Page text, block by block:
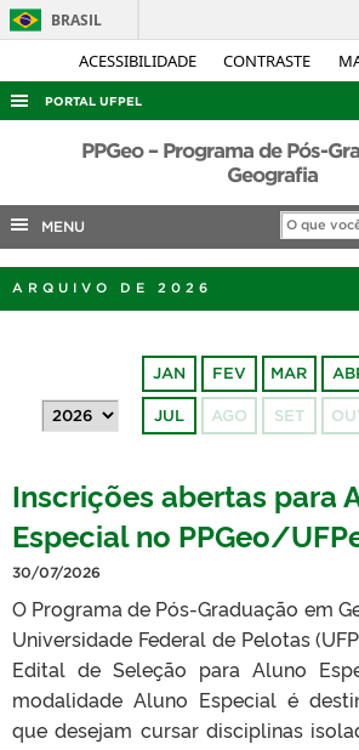
ACESSIBILIDADE CONTRASTE
BRASIL
PORTAL UFPEL
ACESSO À INFORMAÇÃO
COBALTO
CONCURSOS
PORTARIAS
PPGeo – Programa de Pós-
Geografia
MENU
ARQUIVO DE 2026
JAN FEV MAR
JUL AGO SET
Inscrições abertas para
Especial no PPGeo/
30/07/2026
O Programa de Pós-Graduação em
Universidade Federal de Pelotas
Edital de Seleção para Aluno
modalidade Aluno Especial é
que desejam cursar disciplinas